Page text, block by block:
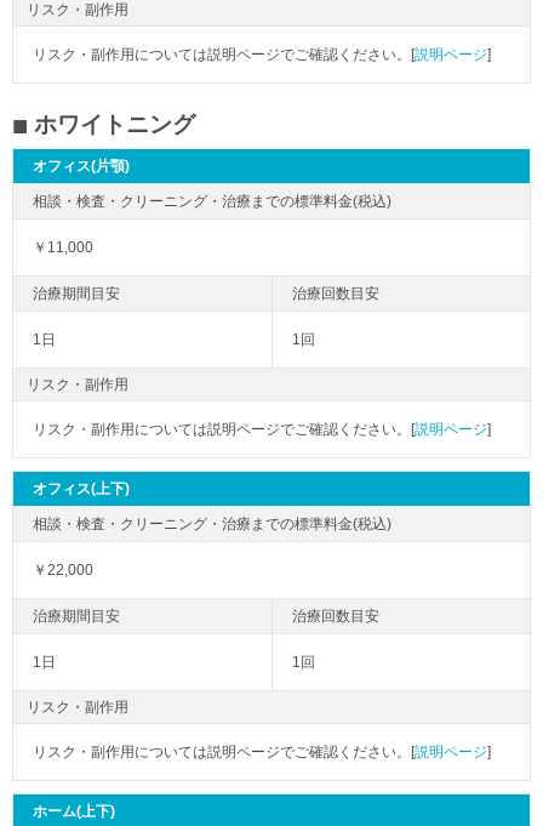
リスク・副作用
リスク・副作用については説明ページでご確認ください。[説明ページ]
ホワイトニング
オフィス(片顎)
￥11,000
1日 1回
リスク・副作用
リスク・副作用については説明ページでご確認ください。[説明ページ]
オフィス(上下)
￥22,000
1日 1回
リスク・副作用
リスク・副作用については説明ページでご確認ください。[説明ページ]
ホーム(上下)